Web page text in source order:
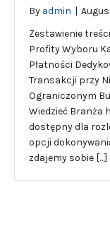
By admin |
Zestawienie
Profity Wyboru
Płatności
Transakcji przy
Ograniczonym
Wiedzieć Branża
dostępny dla
opcji
zdajemy sobie […]